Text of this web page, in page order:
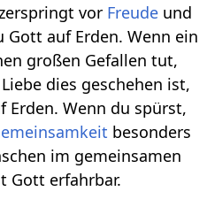
vor Freude und
Gott auf Erden. Wenn ein
großen Gefallen tut,
dies geschehen ist,
Wenn du spürst,
besonders
im gemeinsamen
Gott erfahrbar.